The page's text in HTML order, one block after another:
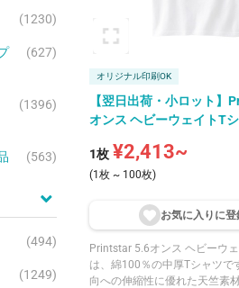
(1230)
(627)
(1396)
(563)
(494)
(1249)
オリジナル印刷OK
【翌日出荷・小ロット】
オンス ヘビーウェイトT
1枚 ¥2,413~
(1枚 ~ 100枚)
お気に入りに登
Printstar 5.6オンス ヘビーウ
は、綿100％の中厚Tシャツで
向への伸縮性に優れた天竺素